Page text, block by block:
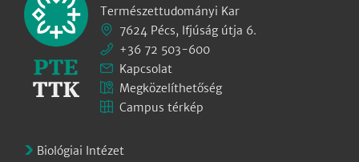
Természettudományi Kar
7624 Pécs, Ifjúság útja 6.
+36 72 503-600
Kapcsolat
Megközelíthetőség
Campus térkép
Biológiai Intézet